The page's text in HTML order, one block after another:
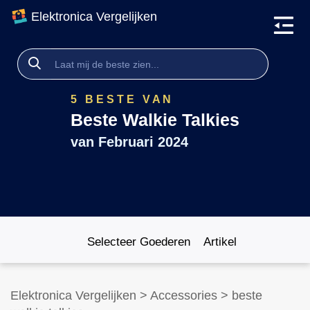
Elektronica Vergelijken
5 BESTE VAN
Beste Walkie Talkies
van Februari 2024
Selecteer Goederen Artikel
Elektronica Vergelijken > Accessories > beste